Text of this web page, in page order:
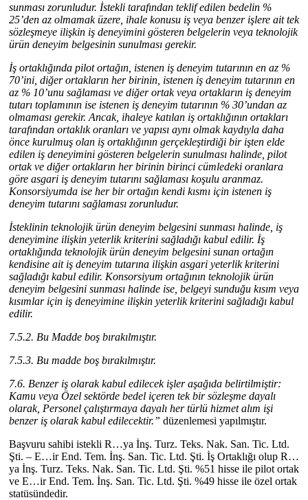
sunması zorunludur. İstekli tarafından teklif edilen bedelin %
25’den az olmamak üzere, ihale konusu iş veya benzer işlere ait tek
sözleşmeye ilişkin iş deneyimini gösteren belgelerin veya teknolojik
ürün deneyim belgesinin sunulması gerekir.
İş ortaklığında pilot ortağın, istenen iş deneyim tutarının en az %
70’ini, diğer ortakların her birinin, istenen iş deneyim tutarının en
az % 10’unu sağlaması ve diğer ortak veya ortakların iş deneyim
tutarı toplamının ise istenen iş deneyim tutarının % 30’undan az
olmaması gerekir. Ancak, ihaleye katılan iş ortaklığının ortakları
tarafından ortaklık oranları ve yapısı aynı olmak kaydıyla daha
önce kurulmuş olan iş ortaklığının gerçekleştirdiği bir işten elde
edilen iş deneyimini gösteren belgelerin sunulması halinde, pilot
ortak ve diğer ortakların her birinin birinci cümledeki oranlara
göre asgari iş deneyim tutarını sağlaması koşulu aranmaz.
Konsorsiyumda ise her bir ortağın kendi kısmı için istenen iş
deneyim tutarını sağlaması zorunludur.
İsteklinin teknolojik ürün deneyim belgesini sunması halinde, iş
deneyimine ilişkin yeterlik kriterini sağladığı kabul edilir. İş
ortaklığında teknolojik ürün deneyim belgesini sunan ortağın
kendisine ait iş deneyim tutarına ilişkin asgari yeterlik kriterini
sağladığı kabul edilir. Konsorsiyum ortağının teknolojik ürün
deneyim belgesini sunması halinde ise, belgeyi sunduğu kısım veya
kısımlar için iş deneyimine ilişkin yeterlik kriterini sağladığı kabul
edilir.
7.5.2. Bu Madde boş bırakılmıştır.
7.5.3. Bu madde boş bırakılmıştır.
7.6. Benzer iş olarak kabul edilecek işler aşağıda belirtilmiştir:
Kamu veya Özel sektörde bedel içeren tek bir sözleşme dayalı
olarak, Personel çalıştırmaya dayalı her türlü hizmet alım işi
benzer iş olarak kabul edilecektir.” düzenlemesi yapılmıştır.
Başvuru sahibi istekli R…ya İnş. Turz. Teks. Nak. San. Tic. Ltd.
Şti. – E…ir End. Tem. İnş. San. Tic. Ltd. Şti. İş Ortaklığı olup R…
ya İnş. Turz. Teks. Nak. San. Tic. Ltd. Şti. %51 hisse ile pilot ortak
ve E…ir End. Tem. İnş. San. Tic. Ltd. Şti. %49 hisse ile özel ortak
statüsündedir.